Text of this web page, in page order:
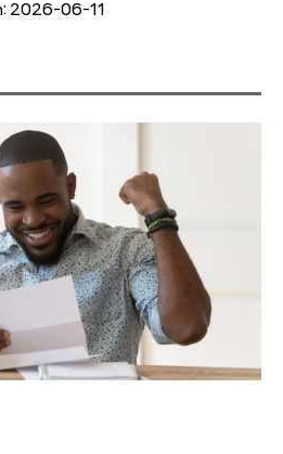
2026-06-11